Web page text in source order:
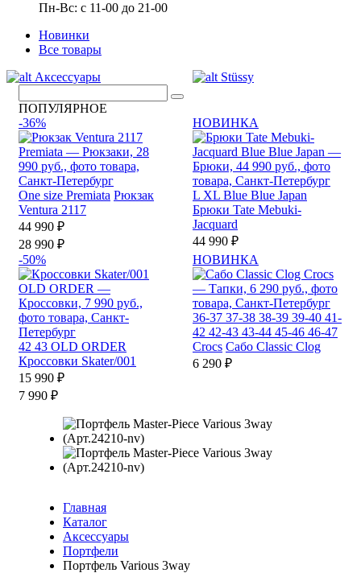
Пн-Вс: с 11-00 до 21-00
Новинки
Все товары
Аксессуары
Stüssy
ПОПУЛЯРНОЕ
-36%
One size Premiata Рюкзак
Ventura 2117
44 990 ₽
28 990 ₽
НОВИНКА
L XL Blue Blue Japan
Брюки Tate Mebuki-
Jacquard
44 990 ₽
-50%
42 43 OLD ORDER
Кроссовки Skater/001
15 990 ₽
7 990 ₽
НОВИНКА
36-37 37-38 38-39 39-40 41-
42 42-43 43-44 45-46 46-47
Crocs Сабо Classic Clog
6 290 ₽
Главная
Каталог
Аксессуары
Портфели
Портфель Various 3way